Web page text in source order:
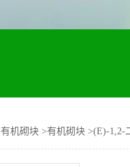
有机砌块 >有机砌块 >(E)-1,2-